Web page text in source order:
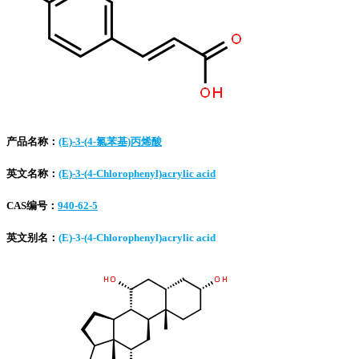
产品名称： (E)-3-(4-氯苯基)丙烯酸
英文名称： (E)-3-(4-Chlorophenyl)acrylic acid
CAS编号： 940-62-5
英文别名： (E)-3-(4-Chlorophenyl)acrylic acid